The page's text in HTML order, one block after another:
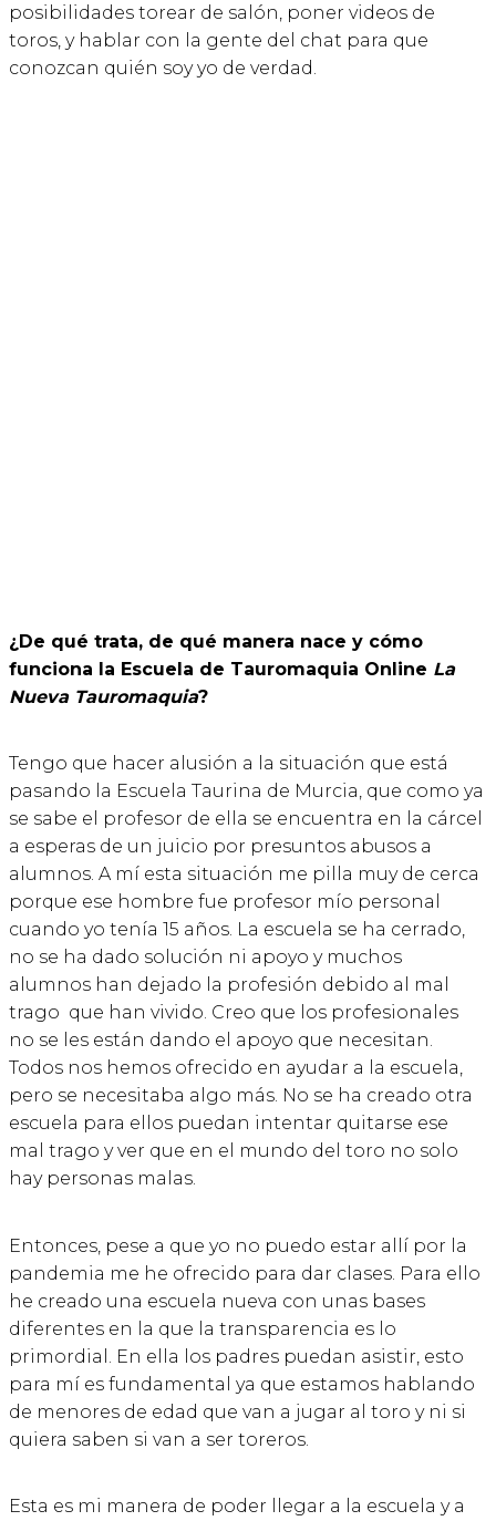
posibilidades torear de salón, poner videos de
toros, y hablar con la gente del chat para que
conozcan quién soy yo de verdad.
¿De qué trata, de qué manera nace y cómo
funciona la Escuela de Tauromaquia Online La
Nueva Tauromaquia?
Tengo que hacer alusión a la situación que está
pasando la Escuela Taurina de Murcia, que como ya
se sabe el profesor de ella se encuentra en la cárcel
a esperas de un juicio por presuntos abusos a
alumnos. A mí esta situación me pilla muy de cerca
porque ese hombre fue profesor mío personal
cuando yo tenía 15 años. La escuela se ha cerrado,
no se ha dado solución ni apoyo y muchos
alumnos han dejado la profesión debido al mal
trago que han vivido. Creo que los profesionales
no se les están dando el apoyo que necesitan.
Todos nos hemos ofrecido en ayudar a la escuela,
pero se necesitaba algo más. No se ha creado otra
escuela para ellos puedan intentar quitarse ese
mal trago y ver que en el mundo del toro no solo
hay personas malas.
Entonces, pese a que yo no puedo estar allí por la
pandemia me he ofrecido para dar clases. Para ello
he creado una escuela nueva con unas bases
diferentes en la que la transparencia es lo
primordial. En ella los padres puedan asistir, esto
para mí es fundamental ya que estamos hablando
de menores de edad que van a jugar al toro y ni si
quiera saben si van a ser toreros.
Esta es mi manera de poder llegar a la escuela y a